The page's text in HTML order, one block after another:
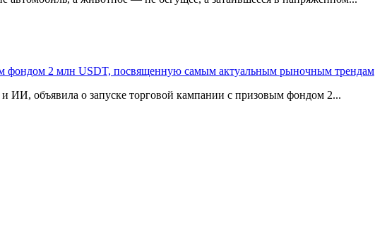
фондом 2 млн USDT, посвященную самым актуальным рыночным трендам
ИИ, объявила о запуске торговой кампании с призовым фондом 2...